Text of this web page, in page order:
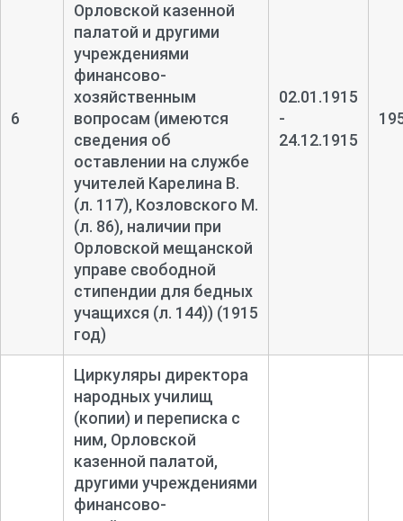
6
Орловской казенной
палатой и другими
учреждениями
финансово-
хозяйственным
вопросам (имеются
сведения об
оставлении на службе
учителей Карелина В.
(л. 117), Козловского М.
(л. 86), наличии при
Орловской мещанской
управе свободной
стипендии для бедных
учащихся (л. 144)) (1915
год)
02.01.1915
-
24.12.1915
Циркуляры директора
народных училищ
(копии) и переписка с
ним, Орловской
казенной палатой,
другими учреждениями
финансово-